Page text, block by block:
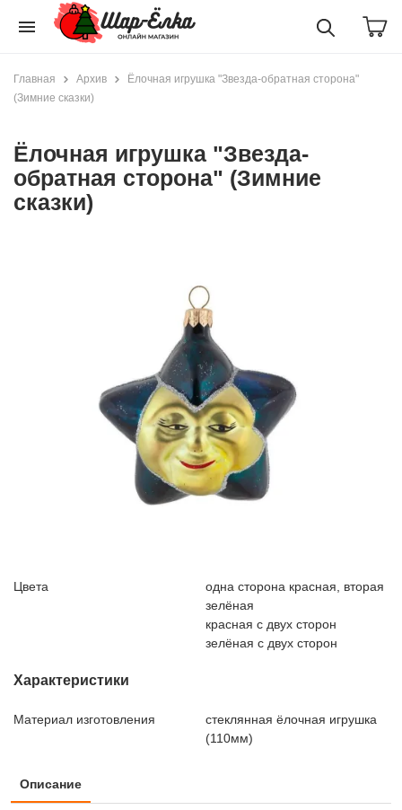
menu
Главная Архив
Ёлочная игрушка "Звезда-обратная сторона"
(Зимние сказки)
Ёлочная игрушка "Звезда-
обратная сторона" (Зимние
сказки)
Цвета
одна сторона красная, вторая
зелёная
красная с двух сторон
зелёная с двух сторон
Характеристики
Материал изготовления
стеклянная ёлочная игрушка
(110мм)
Описание